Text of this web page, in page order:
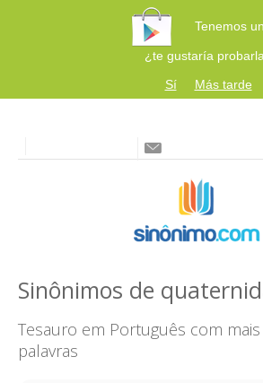
Tenemos
¿te gustaría
Sí
Más tarde
Sinônimos de
Tesauro em Português com
palavras